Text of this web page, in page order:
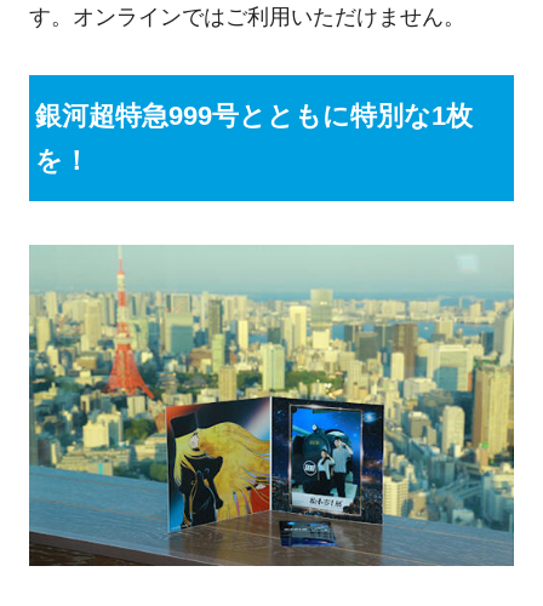
す。オンラインではご利用いただけません。
銀河超特急999号とともに特別な1枚
を！